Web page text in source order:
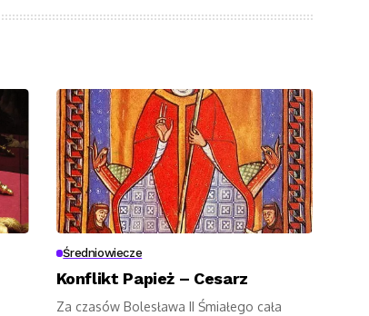
Średniowiecze
Konflikt Papież – Cesarz
Za czasów Bolesława II Śmiałego cała